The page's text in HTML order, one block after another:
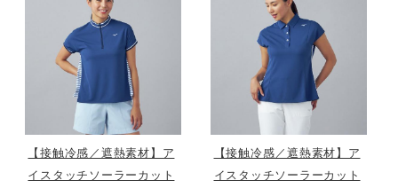
サッカー／フットサル
トレーニング
野球
【接触冷感／遮熱素材】ア
イスタッチソーラーカット
【接触冷感／遮熱素材】ア
イスタッチソーラーカット